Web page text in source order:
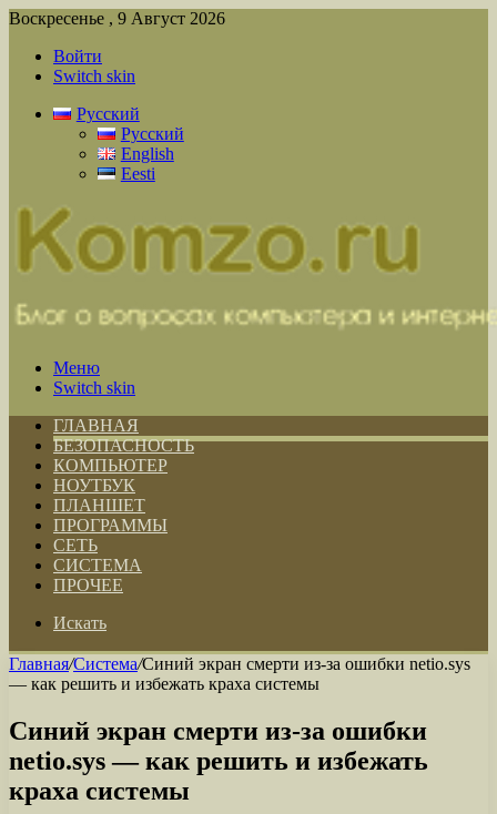
Воскресенье , 9 Август 2026
Войти
Switch skin
Русский
Русский
English
Eesti
Меню
Switch skin
ГЛАВНАЯ
БЕЗОПАСНОСТЬ
КОМПЬЮТЕР
НОУТБУК
ПЛАНШЕТ
ПРОГРАММЫ
СЕТЬ
СИСТЕМА
ПРОЧЕЕ
Искать
Главная/Система/Синий экран смерти из-за ошибки netio.sys
— как решить и избежать краха системы
Синий экран смерти из-за ошибки
netio.sys — как решить и избежать
краха системы